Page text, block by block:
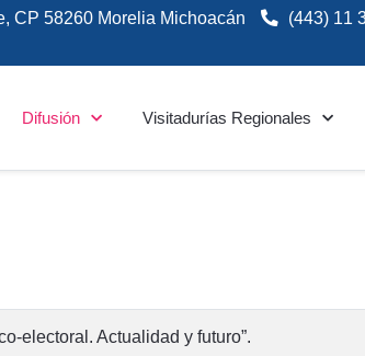
CP 58260 Morelia Michoacán (443) 11
Difusión Visitadurías Regionales
electoral. Actualidad y futuro”.